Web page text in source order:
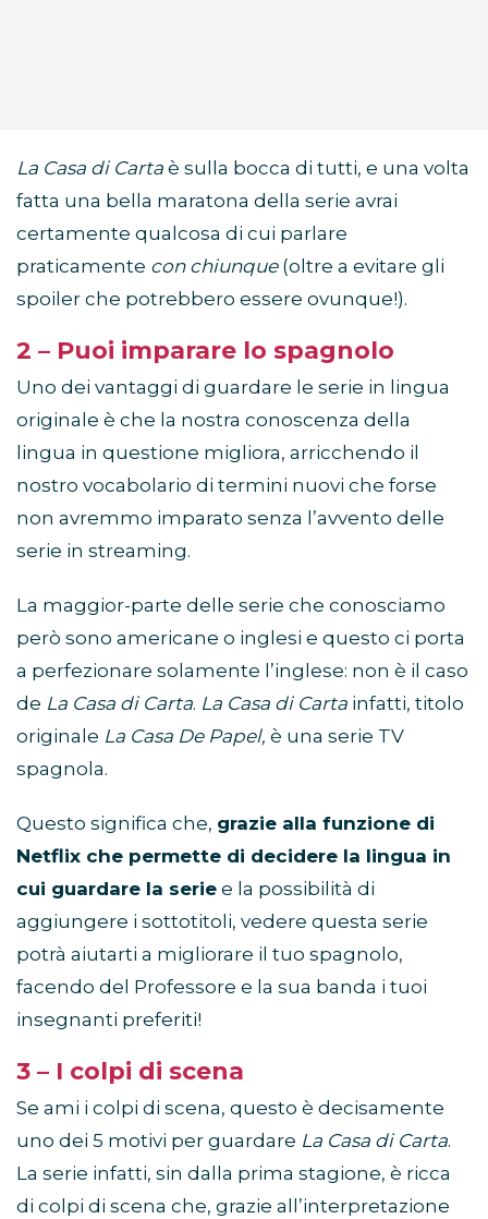
La Casa di Carta è sulla bocca di tutti, e una volta
fatta una bella maratona della serie avrai
certamente qualcosa di cui parlare
praticamente con chiunque (oltre a evitare gli
spoiler che potrebbero essere ovunque!).
2 – Puoi imparare lo spagnolo
Uno dei vantaggi di guardare le serie in lingua
originale è che la nostra conoscenza della
lingua in questione migliora, arricchendo il
nostro vocabolario di termini nuovi che forse
non avremmo imparato senza l’avvento delle
serie in streaming.
La maggior-parte delle serie che conosciamo
però sono americane o inglesi e questo ci porta
a perfezionare solamente l’inglese: non è il caso
de La Casa di Carta. La Casa di Carta infatti, titolo
originale La Casa De Papel, è una serie TV
spagnola.
Questo significa che, grazie alla funzione di
Netflix che permette di decidere la lingua in
cui guardare la serie e la possibilità di
aggiungere i sottotitoli, vedere questa serie
potrà aiutarti a migliorare il tuo spagnolo,
facendo del Professore e la sua banda i tuoi
insegnanti preferiti!
3 – I colpi di scena
Se ami i colpi di scena, questo è decisamente
uno dei 5 motivi per guardare La Casa di Carta.
La serie infatti, sin dalla prima stagione, è ricca
di colpi di scena che, grazie all’interpretazione